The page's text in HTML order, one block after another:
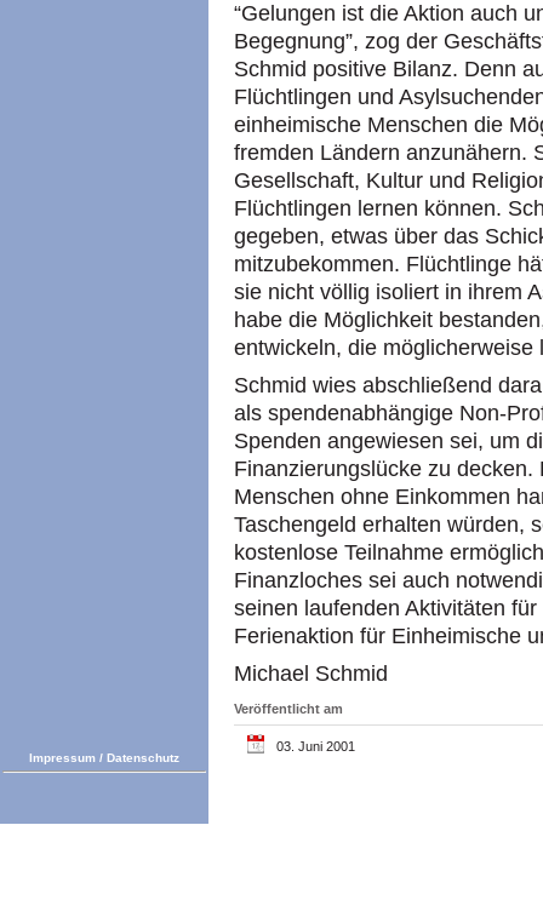
“Gelungen ist die Aktion auch
Begegnung”, zog der
Schmid positive Bilanz. Denn
Flüchtlingen und
einheimische Menschen die
fremden Ländern anzunähern.
Gesellschaft, Kultur und
Flüchtlingen lernen können.
gegeben, etwas über das
mitzubekommen. Flüchtlinge
sie nicht völlig isoliert in ihrem
habe die Möglichkeit
entwickeln, die möglicherweise
Schmid wies abschließend
als spendenabhängige Non-
Spenden angewiesen sei, um
Finanzierungslücke zu
Menschen ohne Einkommen
Taschengeld erhalten würden,
kostenlose Teilnahme
Finanzloches sei auch
seinen laufenden Aktivitäten
Ferienaktion für Einheimische
Michael Schmid
Veröffentlicht am
03. Juni 2001
Impressum / Datenschutz